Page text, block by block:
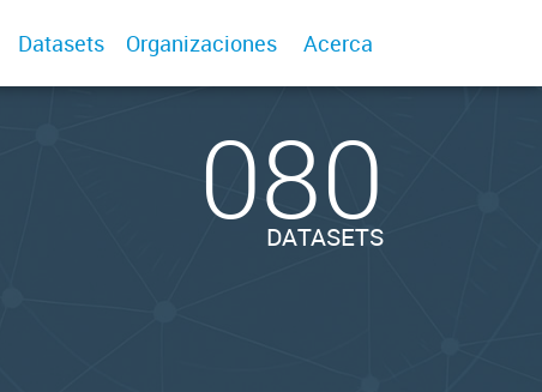
Datasets Organizaciones Acerca
080
DATASETS